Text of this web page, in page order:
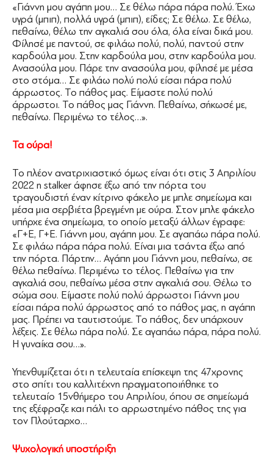
«Γιάννη μου αγάπη μου… Σε θέλω πάρα πάρα πολύ. Έχω
υγρά (μπιπ), πολλά υγρά (μπιπ), είδες; Σε θέλω. Σε θέλω,
πεθαίνω, θέλω την αγκαλιά σου όλα, όλα είναι δικά μου.
Φίλησέ με παντού, σε φιλάω πολύ, πολύ, παντού στην
καρδούλα μου. Στην καρδούλα μου, στην καρδούλα μου.
Ανασούλα μου. Πάρε την ανασούλα μου, φίλησέ με μέσα
στο στόμα… Σε φιλάω πολύ πολύ είσαι πάρα πολύ
άρρωστος. Το πάθος μας. Είμαστε πολύ πολύ
άρρωστοι. Το πάθος μας Γιάννη. Πεθαίνω, σήκωσέ με,
πεθαίνω. Περιμένω το τέλος…».
Τα ούρα!
Το πλέον ανατριχιαστικό όμως είναι ότι στις 3 Απριλίου
2022 η stalker άφησε έξω από την πόρτα του
τραγουδιστή έναν κίτρινο φάκελο με μπλε σημείωμα και
μέσα μια σερβιέτα βρεγμένη με ούρα. Στον μπλε φάκελο
υπήρχε ένα σημείωμα, το οποίο μεταξύ άλλων έγραφε:
«Γ+Ε, Γ+Ε. Γιάννη μου, αγάπη μου. Σε αγαπάω πάρα πολύ.
Σε φιλάω πάρα πάρα πολύ. Είναι μια τσάντα έξω από
την πόρτα. Πάρτην… Αγάπη μου Γιάννη μου, πεθαίνω, σε
θέλω πεθαίνω. Περιμένω το τέλος. Πεθαίνω για την
αγκαλιά σου, πεθαίνω μέσα στην αγκαλιά σου. Θέλω το
σώμα σου. Είμαστε πολύ πολύ άρρωστοι Γιάννη μου
είσαι πάρα πολύ άρρωστος από το πάθος μας, η αγάπη
μας. Πρέπει να ταυτιστούμε. Το πάθος, δεν υπάρχουν
λέξεις. Σε θέλω πάρα πολύ. Σε αγαπάω πάρα, πάρα πολύ.
Η γυναίκα σου…».
Υπενθυμίζεται ότι η τελευταία επίσκεψη της 47χρονης
στο σπίτι του καλλιτέχνη πραγματοποιήθηκε το
τελευταίο 15νθήμερο του Απριλίου, όπου σε σημείωμά
της εξέφραζε και πάλι το αρρωστημένο πάθος της για
τον Πλούταρχο…
Ψυχολογική υποστήριξη